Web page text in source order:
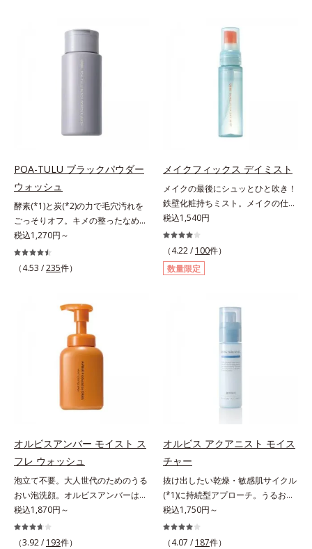
し、毎日のメイクが楽しくなる晴れ
やかな肌に導きます。*1 ポーラ化
成独自の（Ｃ１２－２０）アルキル
グルコシド（保湿）で形成するミセ
ルから、汚れをはね返す水の膜をつ
くる技術が日本初（2024年12月時
点、J－GLOBALによる自社調べ）
*2 オルビス内でかつてないオイル
独自の（Ｃ１２－２０）アルキルグ
ルコシド（保湿）で形成するミセル
*4 炭酸ジカプリリル*5 乾燥や汚れ
による*6 キメの乱れによる＜使用
量目安＞適量＜使用ステップ＞オル
ビス ザ クレンジング オイル ⇒
洗顔料 ⇒ 化粧水 ⇒ 保湿液
※W洗顔が必要です＜使用方法＞1.
の上で軽くらせんを描くように、メ
イクとよくなじませます。※落ちに
くいメイクを落とす際は、乾いた手
にとり、メイクとしっかりなじませ
てください。3.メイクとなじんだ
ら、水またはぬるま湯でよく洗い流
します。4.その後、洗顔料で洗顔し
BEAUTY夏祭りは、こちら
みずしい発色が続きます。また色素
による唇の乾燥を防ぐため、一部の
色素に特殊コーティング処理(*4)を
施し、さらに3種のうるおい・保護
成分(*5)も配合。しっとり感をキー
プし、ぷるんとした唇に。さっとひ
と塗りするだけで、くすみやすい大
人の肌に血色感を与え、唇を自然に
効果による*2 水添ポリイソブテン
*3 色みのこと*4 トリエトキシカプ
リリルシラン配合＝保湿成分*5 ス
クワラン、ヒアルロン酸Na、加水
分解コラーゲン
修成分(*1)が髪の内部まで浸透。さ
らに毛髪保護成分がダメージを受け
ている部位に吸着して、キューティ
クル表面をリペア。髪の内外にアプ
ローチして、乾燥などの外的刺激か
ら守り抜き、ダメージ(*2)を立て直
し(*3)ます。お風呂でシャンプー後
に適量を髪になじませ、置き時間は
軽さで、毛先までするんっとまとま
おうツヤ髪を叶えます。*1 毛髪補
修成分（イソステアリン酸、イソス
テアロイル加水分解コラーゲン、イ
ソステアロイル加水分解シルク、ス
フィンゴ糖脂質、トコフェロール、
グリセリン、糖脂質、BG、イソス
加水分解シルク、スフィンゴ糖脂
質、トコフェロール、グリセリン、
ヒアルロン酸ヒドロキシプロピルト
リモニウム、フェノキシエタノー
ル）*2 髪の乾燥、乾燥によるパサ
POA-TULU ブラックパウダー
ウォッシュ
酵素(*1)と炭(*2)の力で毛穴汚れを
ごっそりオフ。キメの整ったなめら
か肌へ。酵素(*1)と炭(*2)の力で毛
穴汚れをしっかり落とす、パウダー
タイプの酵素洗顔料です。皮脂やた
目立ちの原因に。普段の洗顔(*3)で
は落としにくい汚れは、酵素洗顔料
で落としましょう。3種の酵素がた
んぱく質や皮脂を溶かして分解。炭
が無数の毛穴に入り込み、溶けた汚
れをパワフルに吸着してすっきり落
とします。さらに浸透型ビタミンC
誘導体(*4)が汚れを取り去った毛穴
な肌に洗い上げます。ツブツブ入り
のパウダーが泡立てネットのように
空気を含ませるので、簡単に泡立て
られます。濃密うるおい泡を洗い流
したあとは大人の肌もつっぱりにく
く、使うたびに毛穴の目立ちにくい
肌(*5)を目指せます。性別問わずお
使いいただけるので、ご夫婦やカッ
税込1,270円～
（4.53 /235件）
メイクフィックス デイミスト
メイクの最後にシュッとひと吹き！
鉄壁化粧持ちミスト。メイクの仕上
げにシュッとひと吹き。肌とメイク
の密着感をピタッと高め、メイクく
ずれを防ぎ、化粧持ちをアップさせ
るミストタイプの化粧水です。くず
れ防止成分(*1)を含む層と美容成分
振って混ぜると、美容成分がくずれ
防止成分を包み込み、メイクの上に
汗・水・皮脂をはじきながら、美容
成分がうるおいをキープ。Wの機能
さらに保湿成分配合でうるおい感が
続き、エアコンなどによる乾燥も防
ぎます。*1 トリメチルシロキシケ
イ酸、ジメチコン配合＝汗や水、皮
脂をはじき、メイクくずれを防ぐ成
分*2 オリーブ葉エキス、ゴレンシ
葉エキス、加水分解ヒアルロン酸、
異性化糖配合＝保湿成分【ご使用方
法】2層タイプなので、必ず容器を
よく振ってからお使いください。メ
イクの仕上げに、顔から20cm程度
税込1,540円
（4.22 / 100件）
数量限定
オルビスアンバー モイスト ス
フレ ウォッシュ
泡立て不要。大人世代のためのうる
おい泡洗顔。オルビスアンバーは、
いつも⾃然体で美しくありたいと願
う⼤⼈世代に寄り添うブランドで
す。年齢印象研究に基づいた肌サイ
税込1,870円～
（3.92 / 193件）
オルビス アクアニスト モイス
チャー
抜け出したい乾燥・敏感肌サイクル
(*1)に持続型アプローチ。うるおい
を追求した敏感肌用保湿スキンケア
(*2)。うるおいを逃し、刺激を受け
やすい角層の“乾燥敏感スランプ
税込1,750円～
（4.07 / 187件）